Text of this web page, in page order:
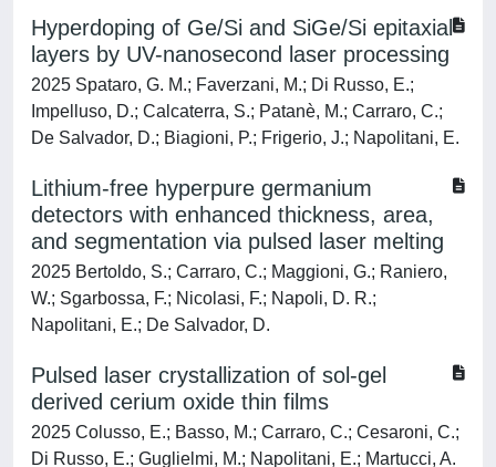
Hyperdoping of Ge/Si and SiGe/Si epitaxial
layers by UV-nanosecond laser processing
2025 Spataro, G. M.; Faverzani, M.; Di Russo, E.;
Impelluso, D.; Calcaterra, S.; Patanè, M.; Carraro, C.;
De Salvador, D.; Biagioni, P.; Frigerio, J.; Napolitani, E.
Lithium-free hyperpure germanium
detectors with enhanced thickness, area,
and segmentation via pulsed laser melting
2025 Bertoldo, S.; Carraro, C.; Maggioni, G.; Raniero,
W.; Sgarbossa, F.; Nicolasi, F.; Napoli, D. R.;
Napolitani, E.; De Salvador, D.
Pulsed laser crystallization of sol-gel
derived cerium oxide thin films
2025 Colusso, E.; Basso, M.; Carraro, C.; Cesaroni, C.;
Di Russo, E.; Guglielmi, M.; Napolitani, E.; Martucci, A.